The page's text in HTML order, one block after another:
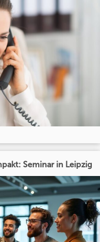
Seminar in Leipzig